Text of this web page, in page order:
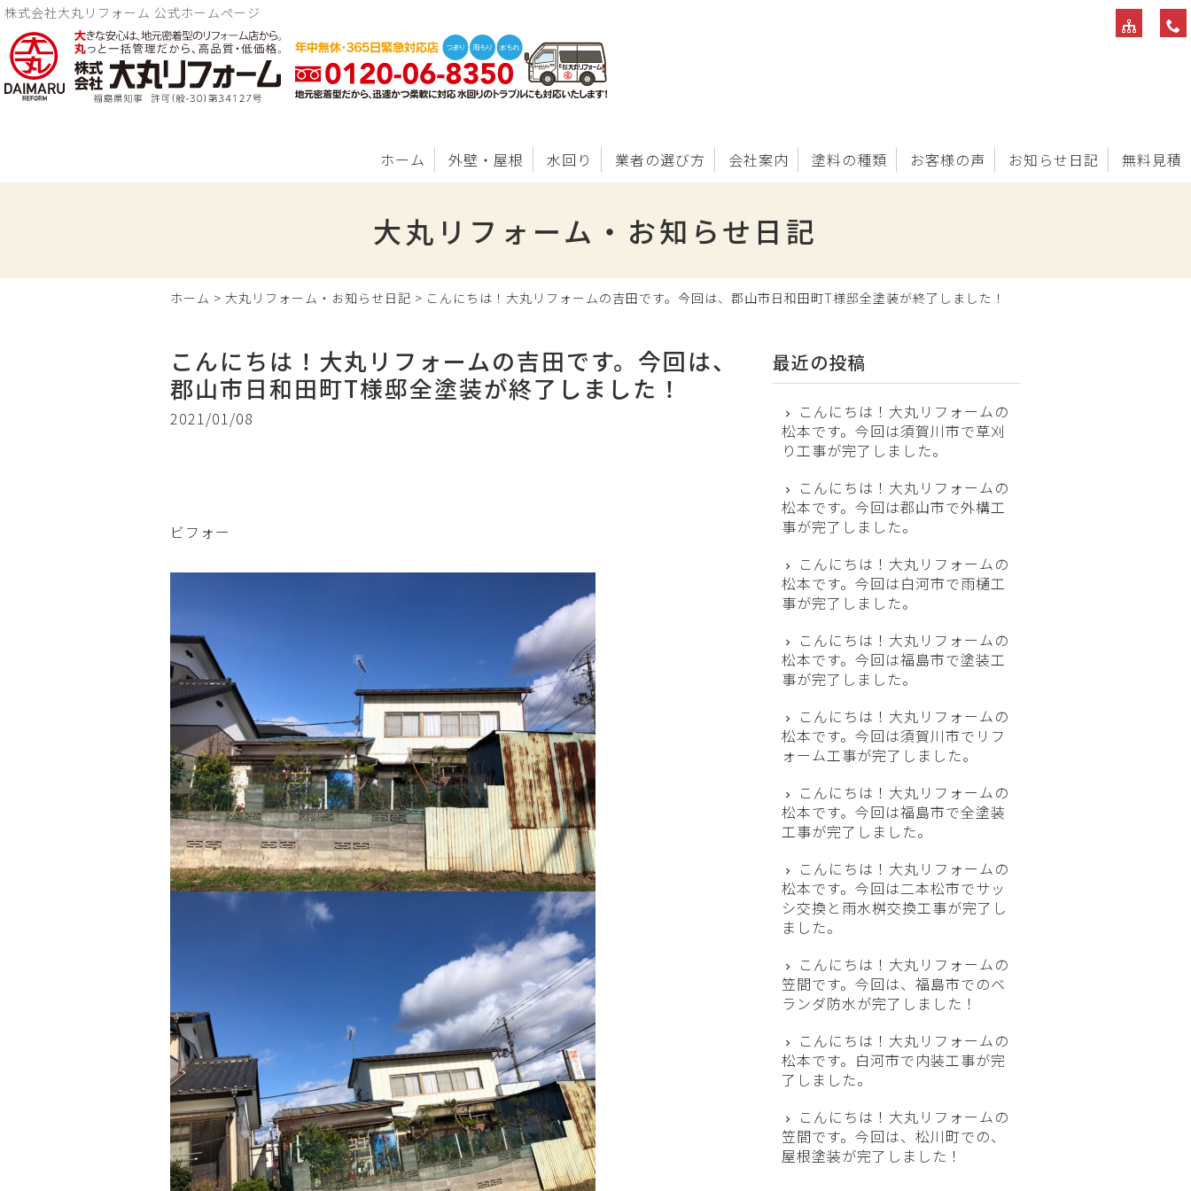
株式会社大丸リフォーム 公式ホームページ
ホーム 外壁・屋根 水回り 業者の選び方 会社案内 塗料の種類 お客様の声 お知らせ日記 無料見積
大丸リフォーム・お知らせ日記
ホーム > 大丸リフォーム・お知らせ日記 > こんにちは！大丸リフォームの吉田です。今回は、郡山市日和田町T様邸全塗装が終了しました！
こんにちは！大丸リフォームの吉田です。今回は、
郡山市日和田町T様邸全塗装が終了しました！
2021/01/08
ビフォー
最近の投稿
こんにちは！大丸リフォームの
松本です。今回は須賀川市で草刈
り工事が完了しました。
こんにちは！大丸リフォームの
松本です。今回は郡山市で外構工
事が完了しました。
こんにちは！大丸リフォームの
松本です。今回は白河市で雨樋工
事が完了しました。
こんにちは！大丸リフォームの
松本です。今回は福島市で塗装工
事が完了しました。
こんにちは！大丸リフォームの
松本です。今回は須賀川市でリフ
ォーム工事が完了しました。
こんにちは！大丸リフォームの
松本です。今回は福島市で全塗装
工事が完了しました。
こんにちは！大丸リフォームの
松本です。今回は二本松市でサッ
シ交換と雨水桝交換工事が完了し
ました。
こんにちは！大丸リフォームの
笠間です。今回は、福島市でのベ
ランダ防水が完了しました！
こんにちは！大丸リフォームの
松本です。白河市で内装工事が完
了しました。
こんにちは！大丸リフォームの
笠間です。今回は、松川町での、
屋根塗装が完了しました！